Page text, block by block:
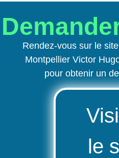
Rendez-vous sur le
Montpellier Victor
pour obtenir un
le